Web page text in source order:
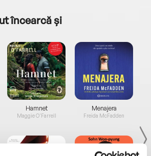
încearcă și
Hamnet
Maggie O'Farrell
Menajera
Freida McFadden